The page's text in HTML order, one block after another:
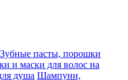
Зубные пасты, порошки
и маски для волос на
душа Шампуни,